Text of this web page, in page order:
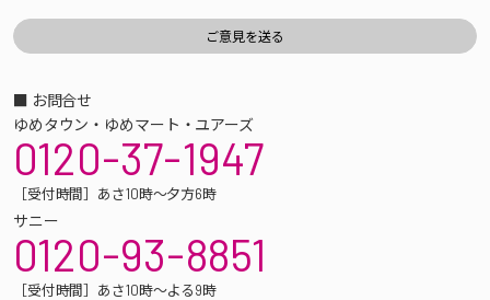
■ お問合せ
ゆめタウン・ゆめマート・ユアーズ
0120-37-1947
［受付時間］あさ10時～夕方6時
サニー
0120-93-8851
［受付時間］あさ10時～よる9時